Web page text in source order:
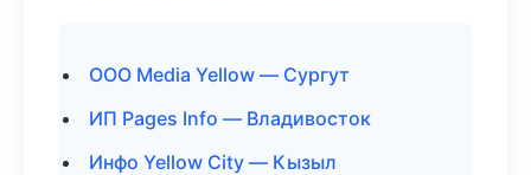
ООО Media Yellow — Сургут
ИП Pages Info — Владивосток
Инфо Yellow City — Кызыл